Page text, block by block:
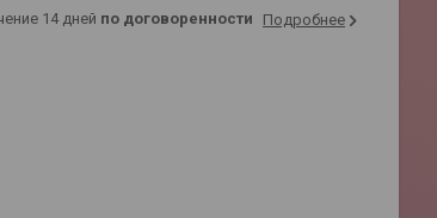
14 дней по договоренности Подробнее